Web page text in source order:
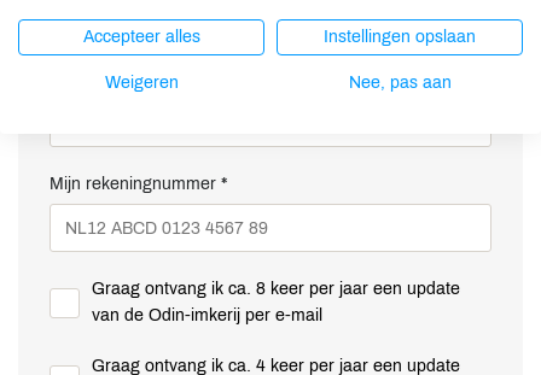
e-mailadres *
Mijn rekeningnummer *
Graag ontvang ik ca. 8 keer per jaar een update
van de Odin-imkerij per e-mail
Graag ontvang ik ca. 4 keer per jaar een update
Accepteer alles Instellingen opslaan
Weigeren Nee, pas aan